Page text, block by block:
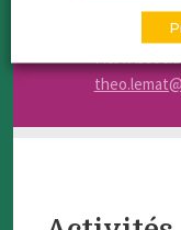
Théo LE
M&A